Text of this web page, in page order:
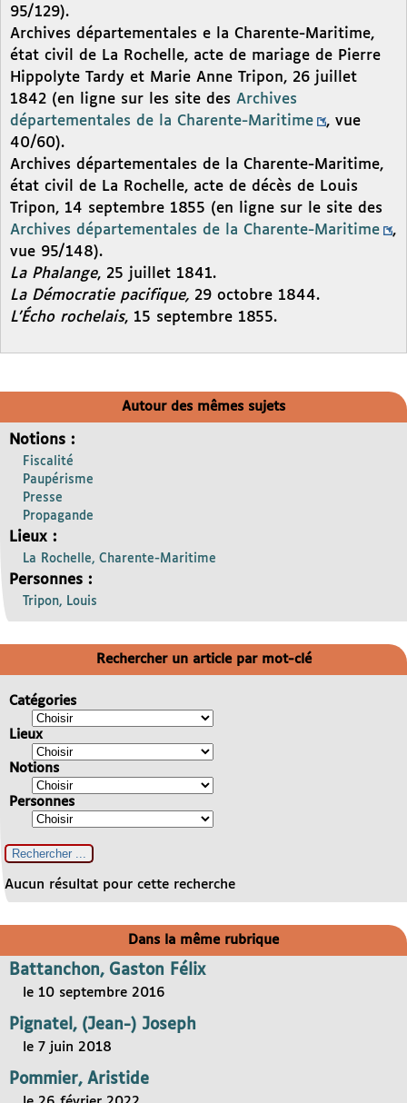
95/129).
Archives départementales e la Charente-Maritime,
état civil de La Rochelle, acte de mariage de Pierre
Hippolyte Tardy et Marie Anne Tripon, 26 juillet
1842 (en ligne sur les site des Archives
départementales de la Charente-Maritime
, vue
40/60).
Archives départementales de la Charente-Maritime,
état civil de La Rochelle, acte de décès de Louis
Tripon, 14 septembre 1855 (en ligne sur le site des
Archives départementales de la Charente-Maritime
,
vue 95/148).
La Phalange, 25 juillet 1841.
La Démocratie pacifique, 29 octobre 1844.
L’Écho rochelais, 15 septembre 1855.
Autour des mêmes sujets
Notions :
Fiscalité
Paupérisme
Presse
Propagande
Lieux :
La Rochelle, Charente-Maritime
Personnes :
Tripon, Louis
Rechercher un article par mot-clé
Catégories
Lieux
Notions
Personnes
Aucun résultat pour cette recherche
Dans la même rubrique
Battanchon, Gaston Félix
le 10 septembre 2016
Pignatel, (Jean-) Joseph
le 7 juin 2018
Pommier, Aristide